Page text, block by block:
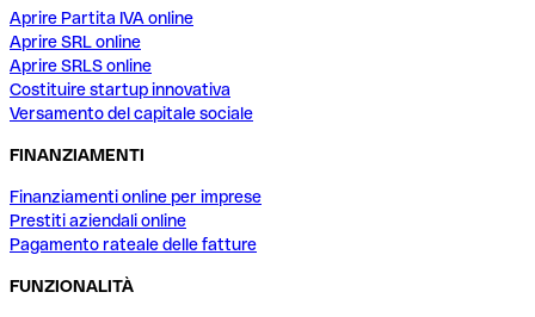
Aprire Partita IVA online
Aprire SRL online
Aprire SRLS online
Costituire startup innovativa
Versamento del capitale sociale
FINANZIAMENTI
Finanziamenti online per imprese
Prestiti aziendali online
Pagamento rateale delle fatture
FUNZIONALITÀ